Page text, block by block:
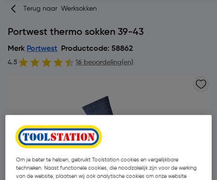
Terug naar Werksokken
Portwest thermo sokken 39-43
Merk Portwest Productcode: 58862
4.5 16 beoordeling(en)
- 32 %
Om je beter te helpen, gebruikt Toolstation cookies en vergelijkbare
technieken. Naast functionele cookies, die noodzakelijk zijn voor de werking
van de website, plaatsen wij ook analytische cookies om onze website